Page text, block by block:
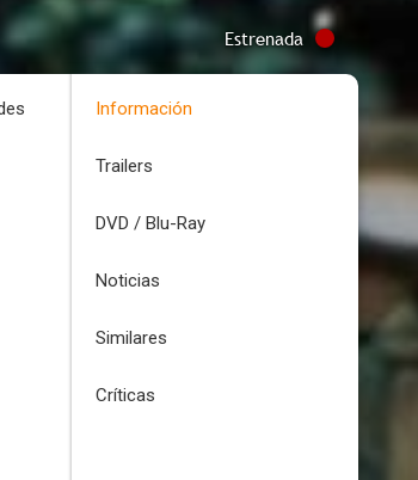
Estrenada
Información
Trailers
DVD / Blu-Ray
Noticias
Similares
Críticas